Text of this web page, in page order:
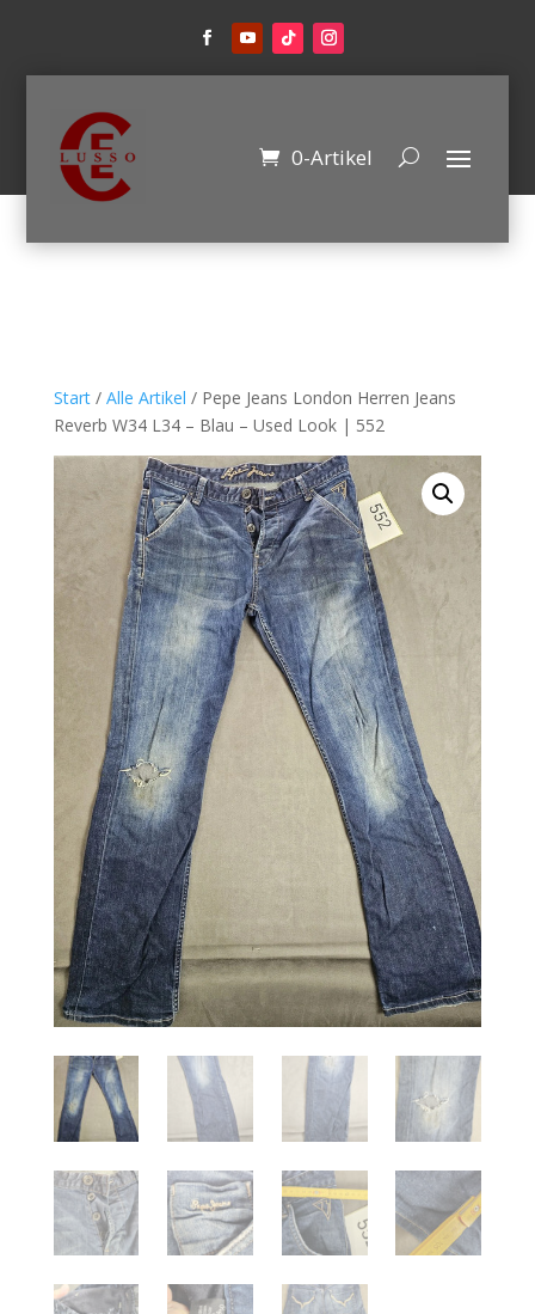
0-Artikel
Start/ Alle Artikel / Pepe Jeans London Herren Jeans
Reverb W34 L34 – Blau – Used Look | 552